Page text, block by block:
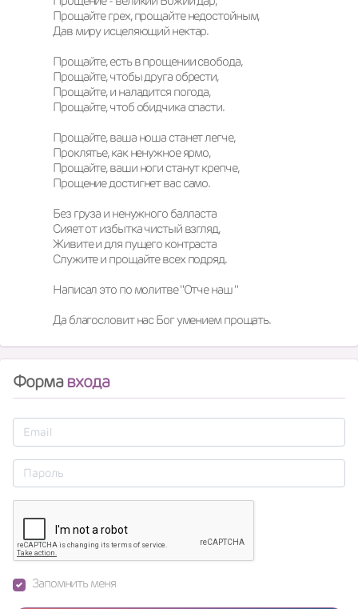
Прощайте грех, прощайте недостойным,
Дав миру исцеляющий нектар.
Прощайте, есть в прощении свобода,
Прощайте, чтобы друга обрести,
Прощайте, и наладится погода,
Прощайте, чтоб обидчика спасти.
Прощайте, ваша ноша станет легче,
Проклятье, как ненужное ярмо,
Прощайте, ваши ноги станут крепче,
Прощение достигнет вас само.
Без груза и ненужного балласта
Сияет от избытка чистый взгляд,
Живите и для пущего контраста
Служите и прощайте всех подряд.
Написал это по молитве "Отче наш "
Да благословит нас Бог умением прощать.
Формавхода
Запомнить меня